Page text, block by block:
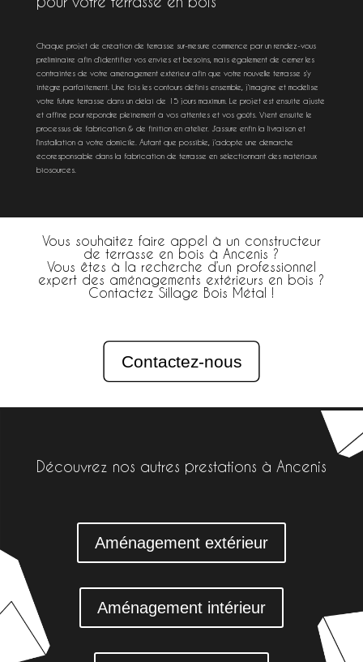
Chaque projet de création de terrasse sur-mesure commence par un rendez-vous
préliminaire afin d’identifier vos envies et besoins, mais également de cerner les
contraintes de votre aménagement extérieur afin que votre nouvelle terrasse s’y
intègre parfaitement. Une fois les contours définis ensemble, j’imagine et modélise
votre future terrasse dans un délai de 15 jours maximum. Le projet est ensuite ajusté
et affiné pour répondre pleinement à vos attentes et vos goûts. Vient ensuite le
processus de fabrication & de finition en atelier. J’assure enfin la livraison et
l’installation à votre domicile. Autant que possible, j’adopte une démarche
écoresponsable dans la fabrication de terrasse en sélectionnant des matériaux
biosourcés.
Vous souhaitez faire appel à un constructeur
de terrasse en bois à Ancenis ?
Vous êtes à la recherche d’un professionnel
expert des aménagements extérieurs en bois ?
Contactez Sillage Bois Métal !
Contactez-nous
Découvrez nos autres prestations à Ancenis
Aménagement extérieur
Aménagement intérieur